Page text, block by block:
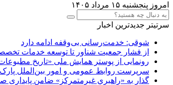
امروز پنجشنبه ۱۵ مرداد ۱۴۰۵
سرتیتر جدیدترین اخبار
شوقی: خدمت‌رسانی بی‌وقفه ادامه دارد
از فشار جمعیت شناور تا توسعه خدمات
رونمایی از پوستر همایش ملی «تاریخ مطبوعات
سرپرست روابط عمومی و امور بین‌الملل
گذار به «راهبریِ غیرمتمرکز» ضامن پایداری